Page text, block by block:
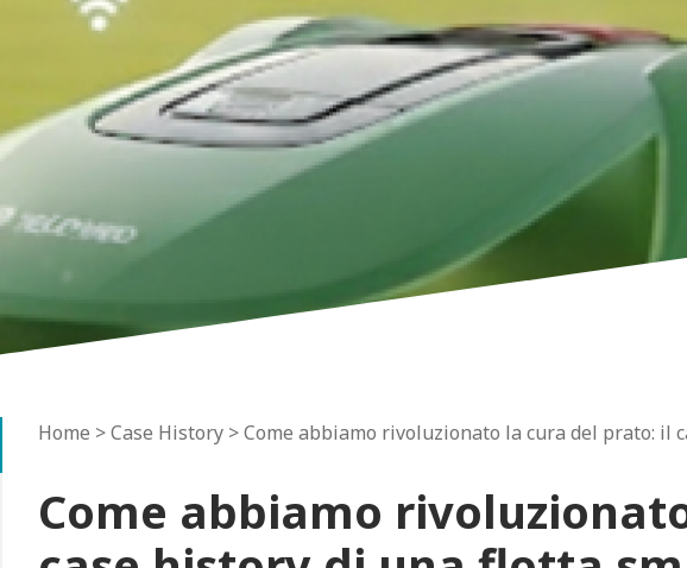
Home >Case History > Come abbiamo rivoluzionato la cura del prato: il
Come abbiamo